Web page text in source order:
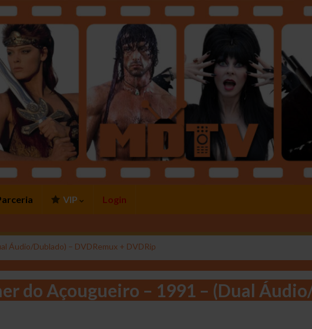
VIP Login
Áudio/Dublado) – DVDRemux + DVDRip
do Açougueiro – 1991 – (Dual